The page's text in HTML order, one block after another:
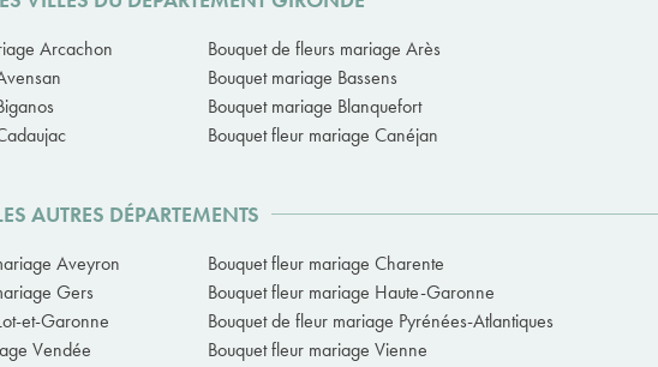
Arcachon
Bouquet de fleurs mariage Arès
Bouquet mariage Bassens
Bouquet mariage Blanquefort
Bouquet fleur mariage Canéjan
AUTRES DÉPARTEMENTS
Aveyron
Bouquet fleur mariage Charente
Gers
Bouquet fleur mariage Haute-Garonne
et-Garonne
Bouquet de fleur mariage Pyrénées-Atlantiques
Vendée Bouquet fleur mariage Vienne